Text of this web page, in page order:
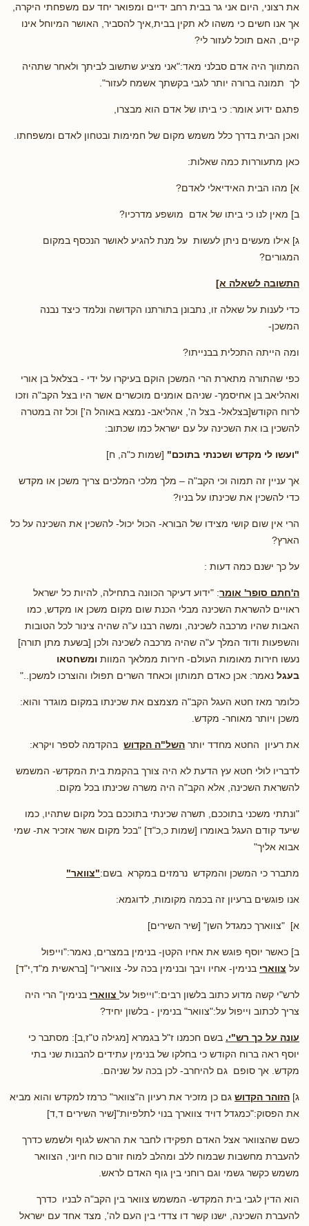
את רצוני, היום אני גר בבית רחב ידיים ומפואר יחד עם משפחתי היקרה,
אך אנו חשים כי משהו לא תקין בבית,איך להסביר, האושר המיוחל אינו
קיים, האם תוכל לעזור לי?
המתווך היה אדם סבלני מאד:"אני מציע שתשוב לביתך ולאחר שתהיה
לך תמונה ברורה יותר לגבי בקשתך אשמח לעזור".
פתגם ידוע אומר: כי ביתו של אדם הוא מבצרו,
ואכן הבית בדרך כלל משמש מקום של חמימות ובטחון לאדם ומשפחתו.
כאן מתעוררות כמה שאלות:
א] מהו הבית האידיאלי לאדם?
ב] מאין לנו כי ביתו של אדם מושפע מדרכיו?
ג] אילו מעשים ניתן לעשות על מנת להגיע לאושר הנכסף במקום
המגורים?
התשובה לשאלה א]
כדי לענות על שאלה זו, נתבונן בתורתנו הקדושה ונלמד כיצד נבנה
המשכן-
ומה הייתה התכלית בבנייתו?
כפי שהתורה מתארת הרי המשכן הוקם בעיקרו על ידי - בצלאל בן אורי
ואהליאב בן אחיסמך- שניהם אומנים מוכשרים אשר היו בצל הקב"ה וזכו
לרוח הקודש[בצלאל- בצל ה', אהליאב- נמצא באוהל ה'] וכל זה במטרה
להשכין בו את השכינה על עם ישראל כמו שכתוב:
"ועשו לי מקדש ושכנתי בתוכם" [שמות כ"ה, ח]
אך עניין זה תמוה וכי הקב"ה – מלך מלכי המלכים צריך משכן או מקדש
כדי להשכין את שכינתו על בניו?
הרי אין שום קושי מצידו של הבורא- הכול יכול- להשכין את השכינה על כל
הארץ?
על כך ישנם כמה דעות :
ה'חתם סופר' אומר: "ידוע דעיקר הכוונה בתחילה, להיות כל ישראל
ראויים להשראת השכינה מבלי הכנת שום מקום משכן או מקדש, כמו
האבות שהיו מרכבה לשכינה, ומשה רבנו ע"ה שהיה צינור לכל הטובות
והשפעות ודוד המלך ע"ה שהיה מרכבה לשכינה ולכן [בשעת מתן תורה]
נעשו חירות מאומות העולם- חירות ממלאך המוות ומשחטאו
בעגל נאמר: אכן כאדם תמותון וכאחד השרים תפולו והוצרכו למשכן.."
כלומר מאז חטא העגל הקב"ה מצמצם את שכינתו במקום מוגדר והוא:
משכן ויותר מאוחר- מקדש.
את רעיון החטא מחדד יותר השל"ה הקדוש בהקדמה לספר ויקרא:
לדבריו לולי חטא עץ הדעת לא היה צורך בהקמת בית המקדש- המשמש
להשראת השכינה, אלא הקב"ה היה משרה שכינתו בכל מקום.
"ונתתי משכני בתוככם, תשרה שכינתי בתוככם בכל מקום שתהיו, כמו
שיעד קודם העגל באומרו [שמות כ,כ"ד] "בכל מקום אשר אזכיר את- שמי
אבוא אליך"
מתברר כי המשכן והמקדש נרמזים במקרא בשם:"צוואר"
אנו פוגשים ברעיון זה בכמה מקומות, לדוגמא:
א] "צווארך כמגדל השן" [שיר השירים]
ב] כאשר יוסף פוגש את אחיו הקטן- בנימין במצרים, נאמר:"וייפול
על צווארי בנימין- אחיו ויבך ובנימין בכה על- צוואריו" [בראשית מ"ד,י"ד]
לרש"י קשה מדוע כתוב בלשון רבים:"וייפול על צווארי בנימין" הרי היה
צריך לכתוב וייפול על:"צוואר" בנימין - בלשון יחיד?
עונה על כך רש"י. בשם חכמנו ז"ל בגמרא [מגילה ט"ז,ב]: מסתבר כי
יוסף ראה ברוח הקודש כי בחלקו של בנימין עתידים להבנות שני בתי
מקדש. אך סופם גם להיחרב- לכן בכה על שניהם.
ג] הזוהר הקדוש גם כן מזכיר את רעיון ה"צוואר" כרמז למקדש והוא מביא
את הפסוק:"כמגדל דויד צווארך בנוי לתלפיות"[שיר השירים ד,ד]
כשם שהצוואר אצל האדם תפקידו לחבר את הראש לגוף ולשמש כדרך
להעברת מחשבות שבמוח ללב ומהלב למוח זורם כוח חיוני, הצוואר
משמש כקשר גשמי וגם רוחני בין גוף האדם לראש.
הוא הדין לגבי בית המקדש- המשמש צוואר בין הקב"ה לבניו כדרך
להעברת השכינה, ישנו קשר דו צדדי בין העם לה', מצד אחד עם ישראל